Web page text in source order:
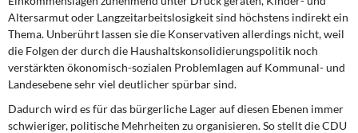
Altersarmut oder Langzeitarbeitslosigkeit sind höchstens indirekt ein
Thema. Unberührt lassen sie die Konservativen allerdings nicht, weil
die Folgen der durch die Haushaltskonsolidierungspolitik noch
verstärkten ökonomisch-sozialen Problemlagen auf Kommunal- und
Landesebene sehr viel deutlicher spürbar sind.
Dadurch wird es für das bürgerliche Lager auf diesen Ebenen immer
schwieriger, politische Mehrheiten zu organisieren. So stellt die CDU